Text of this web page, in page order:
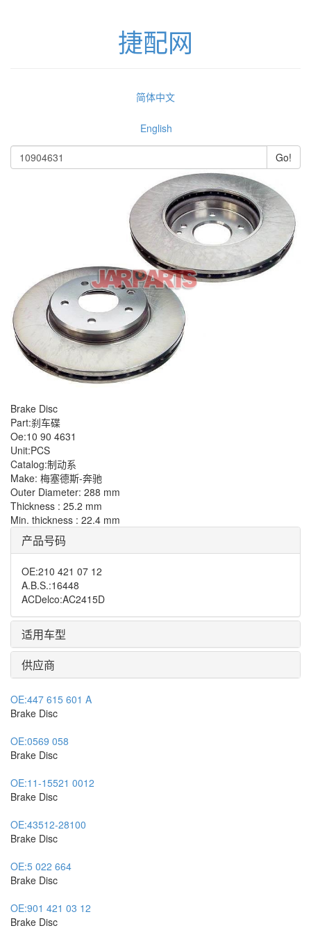
捷配网
简体中文
English
Brake Disc
Part:刹车碟
Oe:10 90 4631
Unit:PCS
Catalog:制动系
Make: 梅塞德斯-奔驰
Outer Diameter: 288 mm
Thickness : 25.2 mm
Min. thickness : 22.4 mm
产品号码
OE:210 421 07 12
A.B.S.:16448
ACDelco:AC2415D
适用车型
供应商
OE:447 615 601 A
Brake Disc
OE:0569 058
Brake Disc
OE:11-15521 0012
Brake Disc
OE:43512-28100
Brake Disc
OE:5 022 664
Brake Disc
OE:901 421 03 12
Brake Disc